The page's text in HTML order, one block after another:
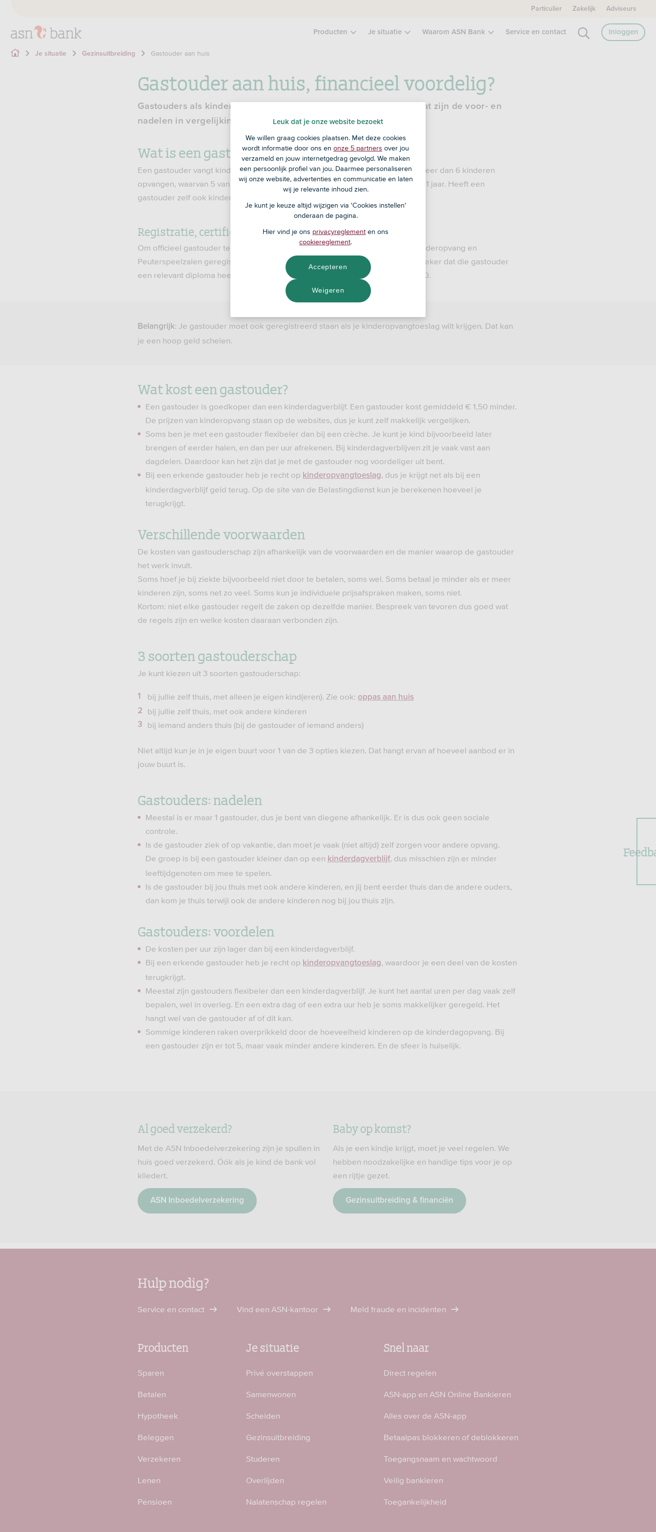
Particulier Zakelijk Adviseurs
Producten Je situatie Waarom ASN Bank Service en contact Inloggen
Je situatie Gezinsuitbreiding Gastouder aan huis
Gastouder aan huis, financieel voordelig?
Gastouders als kinderopvang: hoe werkt dat, hoe duur is het en wat zijn de voor- en
nadelen in vergelijking met andere soorten kinderopvang?
Wat is een gastouder?
Een gastouder vangt kinderen op in huiselijke sfeer. Een gastouder mag niet meer dan 6 kinderen
opvangen, waarvan 5 van onder de 4 jaar oud, 4 van onder de 2 en 2 baby’s tot 1 jaar. Heeft een
gastouder zelf ook kinderen, dan tellen die tot 8 jaar mee.
Registratie, certificaten en diploma’s
Om officieel gastouder te zijn, moet een gastouder in het Landelijk Register Kinderopvang en
Peuterspeelzalen geregistreerd zijn. Staat een gastouder daarin, dan weet je zeker dat die gastouder
een relevant diploma heeft, een Verklaring Omtrent het Gedrag en KinderEHBO.
Belangrijk: Je gastouder moet ook geregistreerd staan als je kinderopvangtoeslag wilt krijgen. Dat kan
je een hoop geld schelen.
Wat kost een gastouder?
Een gastouder is goedkoper dan een kinderdagverblijf. Een gastouder kost gemiddeld € 1,50 minder.
De prijzen van kinderopvang staan op de websites, dus je kunt zelf makkelijk vergelijken.
Soms ben je met een gastouder flexibeler dan bij een crèche. Je kunt je kind bijvoorbeeld later
brengen of eerder halen, en dan per uur afrekenen. Bij kinderdagverblijven zit je vaak vast aan
dagdelen. Daardoor kan het zijn dat je met de gastouder nog voordeliger uit bent.
Bij een erkende gastouder heb je recht op kinderopvangtoeslag, dus je krijgt net als bij een
kinderdagverblijf geld terug. Op de site van de Belastingdienst kun je berekenen hoeveel je
terugkrijgt.
Verschillende voorwaarden
De kosten van gastouderschap zijn afhankelijk van de voorwaarden en de manier waarop de gastouder
het werk invult.
Soms hoef je bij ziekte bijvoorbeeld niet door te betalen, soms wel. Soms betaal je minder als er meer
kinderen zijn, soms net zo veel. Soms kun je individuele prijsafspraken maken, soms niet.
Kortom: niet elke gastouder regelt de zaken op dezelfde manier. Bespreek van tevoren dus goed wat
de regels zijn en welke kosten daaraan verbonden zijn.
3 soorten gastouderschap
Je kunt kiezen uit 3 soorten gastouderschap:
bij jullie zelf thuis, met alleen je eigen kind(eren). Zie ook: oppas aan huis
bij jullie zelf thuis, met ook andere kinderen
bij iemand anders thuis (bij de gastouder of iemand anders)
Niet altijd kun je in je eigen buurt voor 1 van de 3 opties kiezen. Dat hangt ervan af hoeveel aanbod er in
jouw buurt is.
Gastouders: nadelen
Meestal is er maar 1 gastouder, dus je bent van diegene afhankelijk. Er is dus ook geen sociale
controle.
Is de gastouder ziek of op vakantie, dan moet je vaak (niet altijd) zelf zorgen voor andere opvang.
De groep is bij een gastouder kleiner dan op een kinderdagverblijf, dus misschien zijn er minder
leeftijdgenoten om mee te spelen.
Is de gastouder bij jou thuis met ook andere kinderen, en jij bent eerder thuis dan de andere ouders,
dan kom je thuis terwijl ook de andere kinderen nog bij jou thuis zijn.
Gastouders: voordelen
De kosten per uur zijn lager dan bij een kinderdagverblijf.
Bij een erkende gastouder heb je recht op kinderopvangtoeslag, waardoor je een deel van de kosten
terugkrijgt.
Meestal zijn gastouders flexibeler dan een kinderdagverblijf. Je kunt het aantal uren per dag vaak zelf
bepalen, wel in overleg. En een extra dag of een extra uur heb je soms makkelijker geregeld. Het
hangt wel van de gastouder af of dit kan.
Sommige kinderen raken overprikkeld door de hoeveelheid kinderen op de kinderdagopvang. Bij
een gastouder zijn er tot 5, maar vaak minder andere kinderen. En de sfeer is huiselijk.
Al goed verzekerd?
Met de ASN Inboedelverzekering zijn je spullen in
huis goed verzekerd. Óók als je kind de bank vol
kliedert.
ASN Inboedelverzekering
Baby op komst?
Als je een kindje krijgt, moet je veel regelen. We
hebben noodzakelijke en handige tips voor je op
een rijtje gezet.
Gezinsuitbreiding & financiën
Hulp nodig?
Service en contact Vind een ASN-kantoor Meld fraude en incidenten
Producten
Sparen
Betalen
Hypotheek
Beleggen
Verzekeren
Lenen
Pensioen
Je situatie
Privé overstappen
Samenwonen
Scheiden
Gezinsuitbreiding
Studeren
Overlijden
Nalatenschap regelen
Snel naar
Direct regelen
ASN-app en ASN Online Bankieren
Alles over de ASN-app
Betaalpas blokkeren of deblokkeren
Toegangsnaam en wachtwoord
Veilig bankieren
Toegankelijkheid
Leuk dat je onze website bezoekt
We willen graag cookies plaatsen. Met deze cookies
wordt informatie door ons en onze 5 partners over jou
verzameld en jouw internetgedrag gevolgd. We maken
een persoonlijk profiel van jou. Daarmee personaliseren
wij onze website, advertenties en communicatie en laten
wij je relevante inhoud zien.
Je kunt je keuze altijd wijzigen via 'Cookies instellen'
onderaan de pagina.
Hier vind je ons privacyreglement en ons
cookiereglement.
Weigeren
Accepteren